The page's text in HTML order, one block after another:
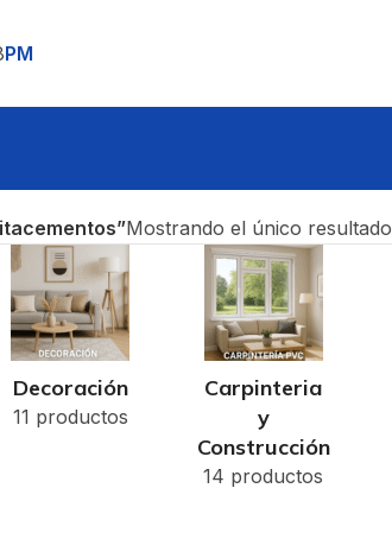
PM
Mostrando el único resultado
Decoración
11 productos
Carpinteria
y
Construcción
14 productos